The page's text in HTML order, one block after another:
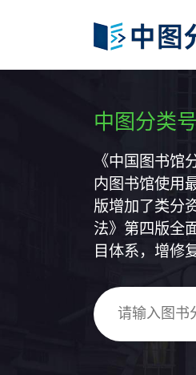
中图分类号
《中国图书
内图书馆使用
版增加了类分
法》第四版全
目体系，增修